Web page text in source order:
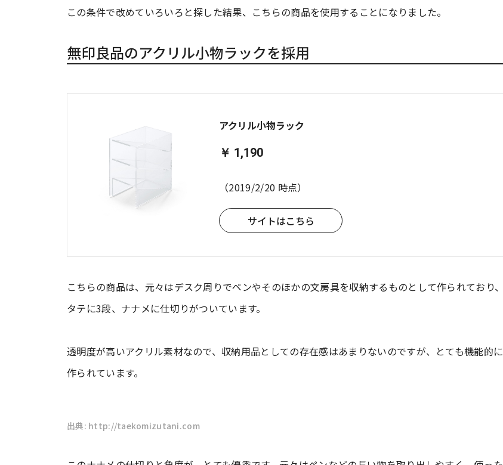
この条件で改めていろいろと探した結果、こちらの商品を使用することになりました。
無印良品のアクリル小物ラックを採用
アクリル小物ラック
￥ 1,190
（2019/2/20 時点）
サイトはこちら
こちらの商品は、元々はデスク周りでペンやそのほかの文房具を収納するものとして作られており、
タテに3段、ナナメに仕切りがついています。
透明度が高いアクリル素材なので、収納用品としての存在感はあまりないのですが、とても機能的に
作られています。
出典: http://taekomizutani.com